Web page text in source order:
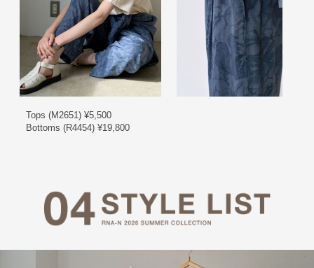
Tops (M2651) ¥5,500
Bottoms (R4454) ¥19,800